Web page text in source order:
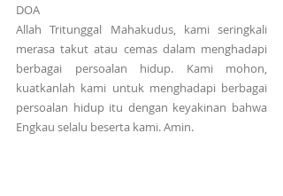
DOA
Allah Tritunggal Mahakudus, kami seringkali
merasa takut atau cemas dalam menghadapi
berbagai persoalan hidup. Kami mohon,
kuatkanlah kami untuk menghadapi berbagai
persoalan hidup itu dengan keyakinan bahwa
Engkau selalu beserta kami. Amin.